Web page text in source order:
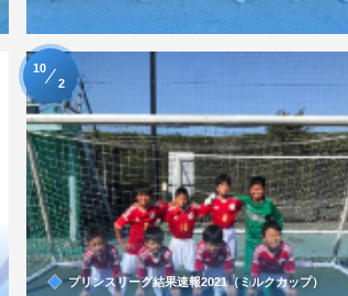
プリンスリーグ結果速報2021（ミルクカップ）
10
2